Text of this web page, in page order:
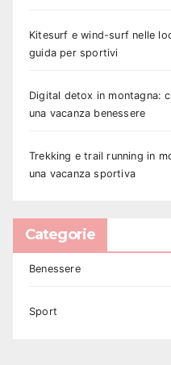
Kitesurf e wind-surf nelle
guida per sportivi
Digital detox in montagna:
una vacanza benessere
Trekking e trail running in
una vacanza sportiva
Categorie
Benessere
Sport